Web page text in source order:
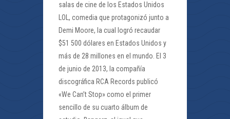
salas de cine de los Estados Unidos
LOL, comedia que protagonizó junto a
Demi Moore, la cual logró recaudar
$51 500 dólares en Estados Unidos y
más de 28 millones en el mundo. El 3
de junio de 2013, la compañía
discográfica RCA Records publicó
«We Can’t Stop» como el primer
sencillo de su cuarto álbum de